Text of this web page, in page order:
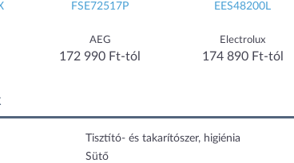
FSE72517P
AEG
172 990 Ft-tól
EES48200L
Electrolux
174 890 Ft-tól
Tisztító- és takarítószer, higiénia
Sütő